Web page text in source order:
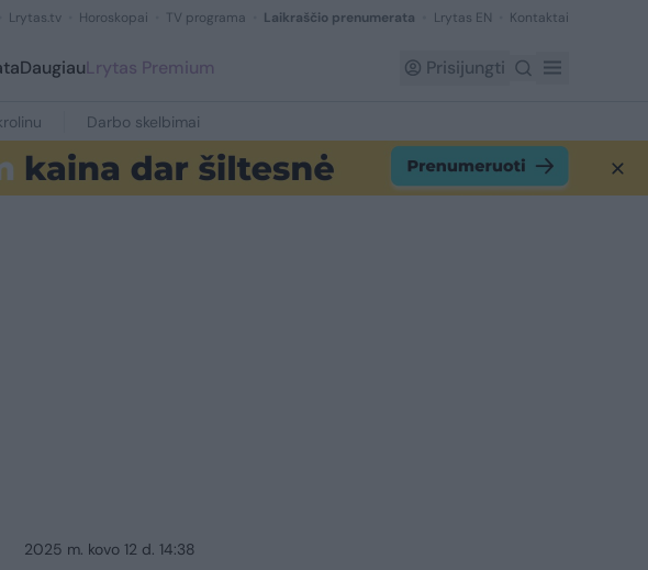
Lrytas.tv Horoskopai TV programa Laikraščio prenumerata Lrytas EN Kontaktai
DaugiauLrytas Premium Prisijungti
Darbo skelbimai
2025 m. kovo 12 d. 14:38